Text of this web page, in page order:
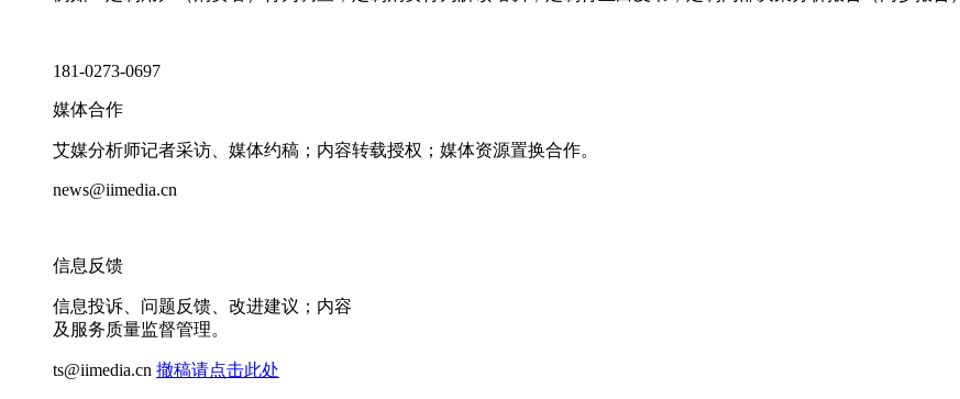
181-0273-0697
媒体合作
艾媒分析师记者采访、媒体约稿；内容转载授权；媒体资源置换合作。
news@iimedia.cn
信息反馈
信息投诉、问题反馈、改进建议；内容
及服务质量监督管理。
ts@iimedia.cn 撤稿请点击此处